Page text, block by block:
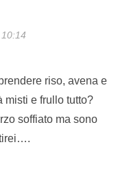
riso, avena e
misti e frullo tutto?
soffiato ma sono